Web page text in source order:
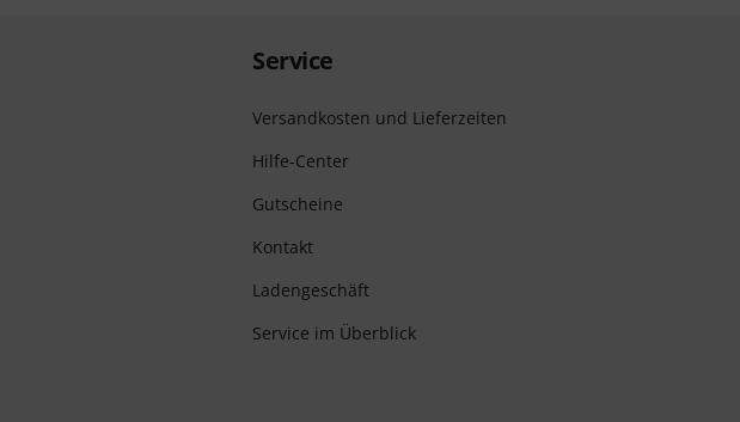
Service
Versandkosten und Lieferzeiten
Hilfe-Center
Gutscheine
Kontakt
Ladengeschäft
Service im Überblick